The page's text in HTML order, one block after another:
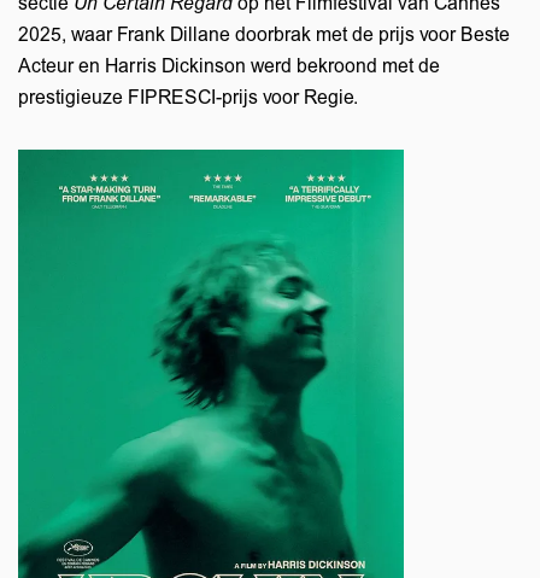
2025, waar Frank Dillane doorbrak met de prijs voor Beste
Acteur en Harris Dickinson werd bekroond met de
prestigieuze FIPRESCI-prijs voor Regie.